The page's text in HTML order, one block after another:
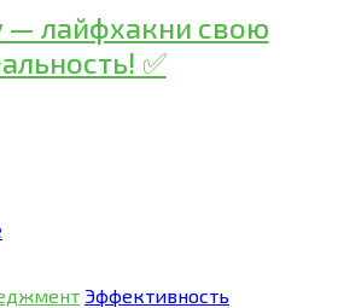
Эффективность